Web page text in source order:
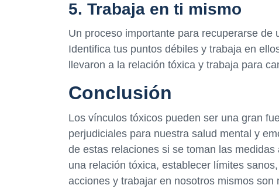
5. Trabaja en ti mismo
Un proceso importante para recuperarse
Identifica tus puntos débiles y trabaja en
llevaron a la relación tóxica y trabaja para
Conclusión
Los vínculos tóxicos pueden ser una gran
perjudiciales para nuestra salud mental y
de estas relaciones si se toman las
una relación tóxica, establecer límites
acciones y trabajar en nosotros mismos